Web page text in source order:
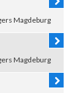
Magdeburg
Magdeburg